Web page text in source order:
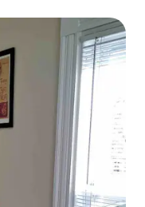
„Odabrali gosti”